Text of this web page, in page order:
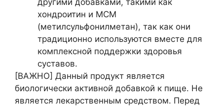
хондроитин и МСМ
(метилсульфонилметан), так как они
традиционно используются вместе для
комплексной поддержки здоровья
суставов.
[ВАЖНО] Данный продукт является
биологически активной добавкой к пище. Не
является лекарственным средством. Перед